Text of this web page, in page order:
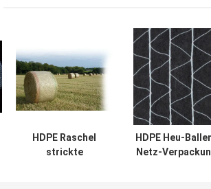
HDPE Raschel
strickte
HDPE Heu-
Netz-